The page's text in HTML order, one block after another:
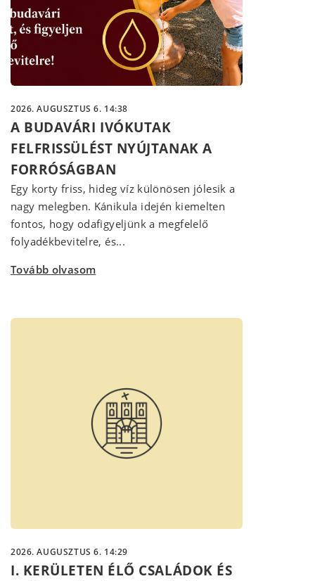
2026. AUGUSZTUS 6. 14:38
A BUDAVÁRI IVÓKUTAK
FELFRISSÜLÉST NYÚJTANAK A
FORRÓSÁGBAN
Egy korty friss, hideg víz különösen jólesik a
nagy melegben. Kánikula idején kiemelten
fontos, hogy odafigyeljünk a megfelelő
folyadékbevitelre, és...
Tovább olvasom
2026. AUGUSZTUS 6. 14:29
I. KERÜLETEN ÉLŐ CSALÁDOK ÉS